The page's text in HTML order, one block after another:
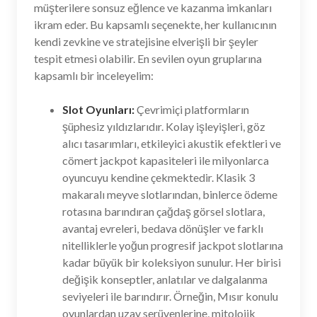
müşterilere sonsuz eğlence ve kazanma imkanları
ikram eder. Bu kapsamlı seçenekte, her kullanıcının
kendi zevkine ve stratejisine elverişli bir şeyler
tespit etmesi olabilir. En sevilen oyun gruplarına
kapsamlı bir inceleyelim:
Slot Oyunları:Çevrimiçi platformların
şüphesiz yıldızlarıdır. Kolay işleyişleri, göz
alıcı tasarımları, etkileyici akustik efektleri ve
cömert jackpot kapasiteleri ile milyonlarca
oyuncuyu kendine çekmektedir. Klasik 3
makaralı meyve slotlarından, binlerce ödeme
rotasına barındıran çağdaş görsel slotlara,
avantaj evreleri, bedava dönüşler ve farklı
nitelliklerle yoğun progresif jackpot slotlarına
kadar büyük bir koleksiyon sunulur. Her birisi
değişik konseptler, anlatılar ve dalgalanma
seviyeleri ile barındırır. Örneğin, Mısır konulu
oyunlardan uzay serüvenlerine, mitolojik